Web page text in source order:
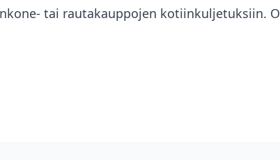
tai rautakauppojen kotiinkuljetuksiin.